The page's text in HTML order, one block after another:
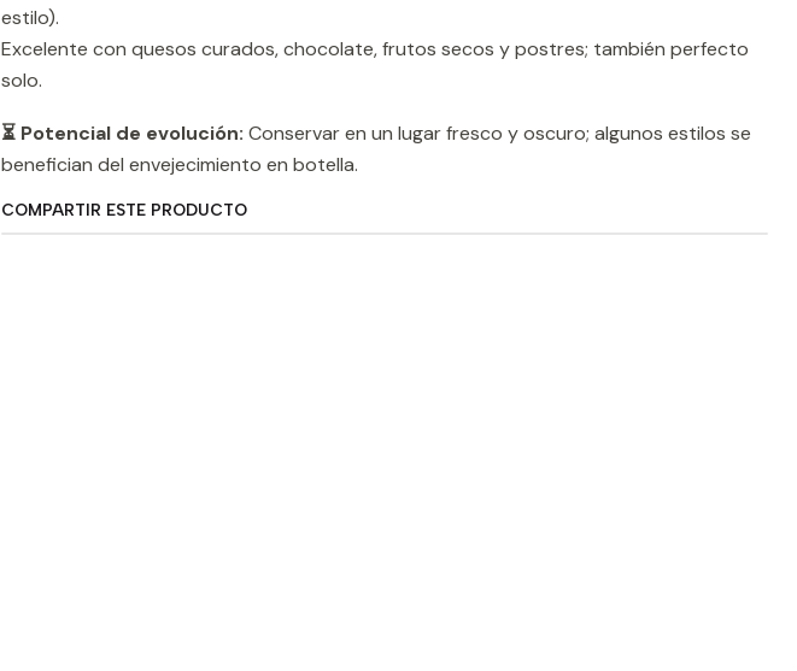
estilo).
Excelente con quesos curados, chocolate, frutos secos y postres; también perfecto
solo.
⏳ Potencial de evolución: Conservar en un lugar fresco y oscuro; algunos estilos se
benefician del envejecimiento en botella.
COMPARTIR ESTE PRODUCTO